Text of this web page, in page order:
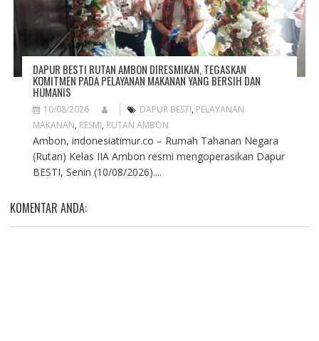
DAPUR BESTI RUTAN AMBON DIRESMIKAN, TEGASKAN
KOMITMEN PADA PELAYANAN MAKANAN YANG BERSIH DAN
HUMANIS
10/08/2026 DAPUR BESTI, PELAYANAN
MAKANAN, RESMI, RUTAN AMBON
Ambon, indonesiatimur.co – Rumah Tahanan Negara
(Rutan) Kelas IIA Ambon resmi mengoperasikan Dapur
BESTI, Senin (10/08/2026)....
KOMENTAR ANDA: